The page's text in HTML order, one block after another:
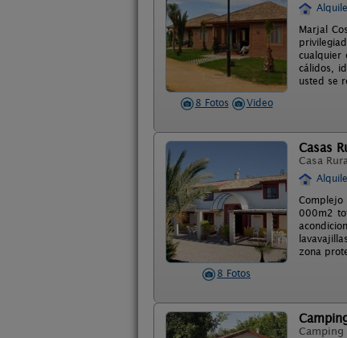
8 Fotos Video
Marjal
cualquier
cálidos,
usted se
8 Fotos
Casas
Casa
000m2
zona
Camping